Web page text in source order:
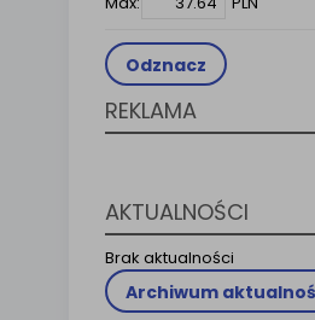
Odznacz
REKLAMA
AKTUALNOŚCI
Brak aktualności
Archiwum